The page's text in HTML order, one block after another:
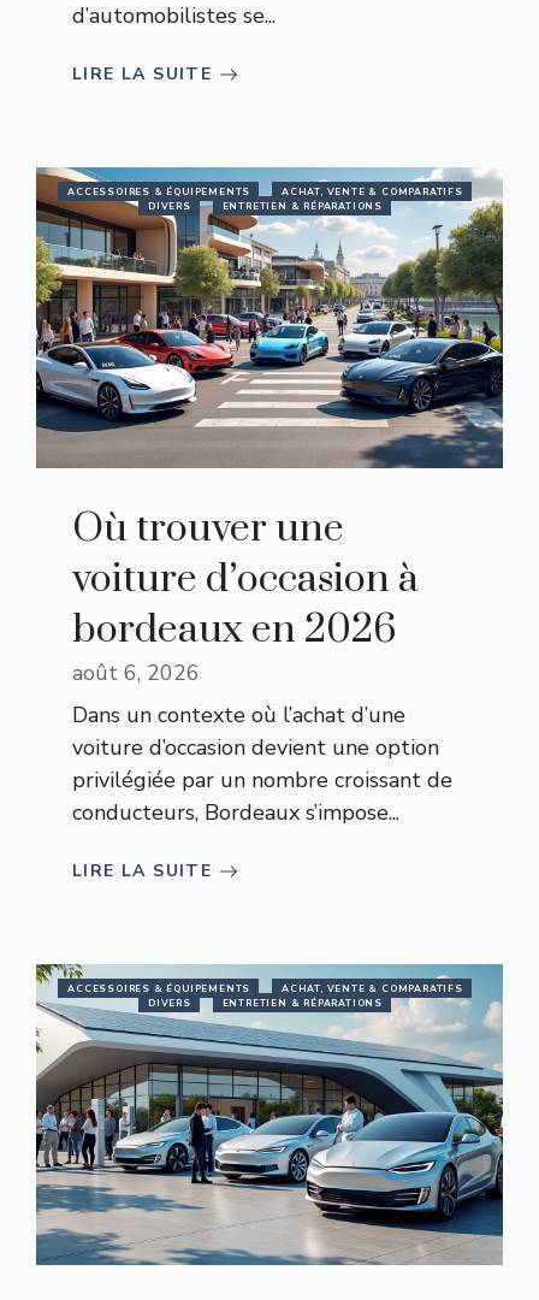
d’automobilistes se...
LIRE LA SUITE
ACCESSOIRES & ÉQUIPEMENTS
ACHAT, VENTE & COMPARATIFS
DIVERS
ENTRETIEN & RÉPARATIONS
Où trouver une
voiture d’occasion à
bordeaux en 2026
août 6, 2026
Dans un contexte où l’achat d’une
voiture d’occasion devient une option
privilégiée par un nombre croissant de
conducteurs, Bordeaux s’impose...
LIRE LA SUITE
ACCESSOIRES & ÉQUIPEMENTS
ACHAT, VENTE & COMPARATIFS
DIVERS
ENTRETIEN & RÉPARATIONS